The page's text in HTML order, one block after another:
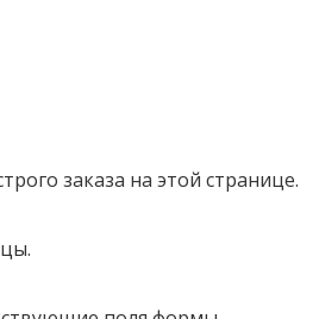
заказа на этой странице.